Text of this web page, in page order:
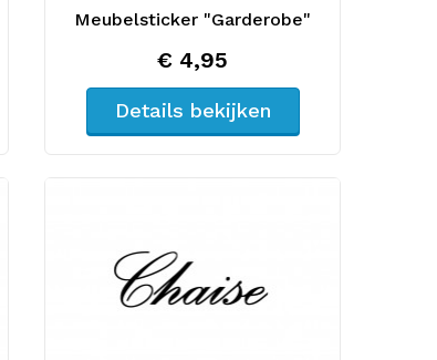
Meubelsticker "Garderobe"
€ 4,95
Details bekijken